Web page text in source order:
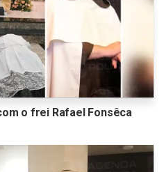
o frei Rafael Fonsêca